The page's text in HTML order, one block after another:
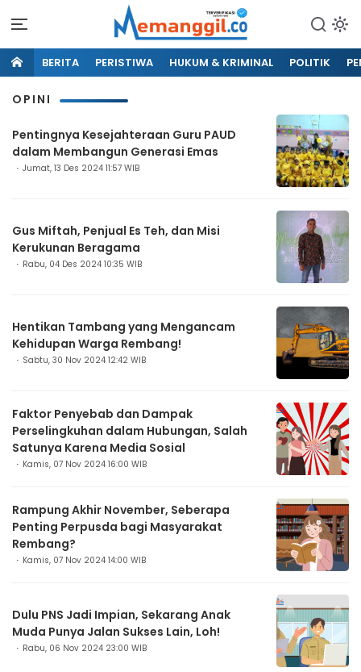
BERITA PERISTIWA HUKUM & KRIMINAL POLITIK
OPINI
Pentingnya Kesejahteraan Guru PAUD
dalam Membangun Generasi Emas
Jumat, 13 Des 2024 11:57 WIB
Gus Miftah, Penjual Es Teh, dan Misi
Kerukunan Beragama
Rabu, 04 Des 2024 10:35 WIB
Hentikan Tambang yang Mengancam
Kehidupan Warga Rembang!
Sabtu, 30 Nov 2024 12:42 WIB
Faktor Penyebab dan Dampak
Perselingkuhan dalam Hubungan, Salah
Satunya Karena Media Sosial
Kamis, 07 Nov 2024 16:00 WIB
Rampung Akhir November, Seberapa
Penting Perpusda bagi Masyarakat
Rembang?
Kamis, 07 Nov 2024 14:00 WIB
Dulu PNS Jadi Impian, Sekarang Anak
Muda Punya Jalan Sukses Lain, Loh!
Rabu, 06 Nov 2024 23:00 WIB